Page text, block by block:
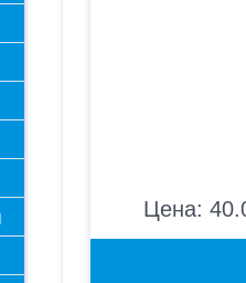
Цена: